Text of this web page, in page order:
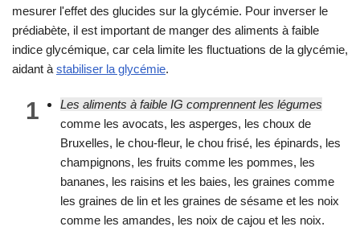
mesurer l'effet des glucides sur la glycémie. Pour inverser le
prédiabète, il est important de manger des aliments à faible
indice glycémique, car cela limite les fluctuations de la glycémie,
aidant à stabiliser la glycémie.
1
Les aliments à faible IG comprennent les légumes
comme les avocats, les asperges, les choux de
Bruxelles, le chou-fleur, le chou frisé, les épinards, les
champignons, les fruits comme les pommes, les
bananes, les raisins et les baies, les graines comme
les graines de lin et les graines de sésame et les noix
comme les amandes, les noix de cajou et les noix.